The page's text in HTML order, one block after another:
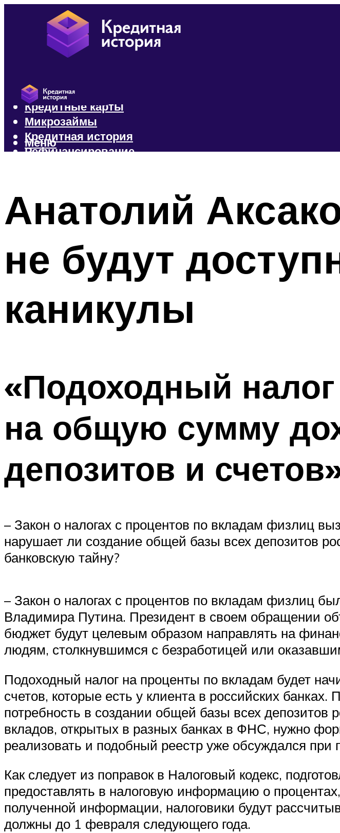
Кредиты
Кредитные карты
Микрозаймы
Кредитная история
Рефинансирование
Меню
Анатолий
не будут
каникулы
«Подоходный налог
на общую сумму
депозитов и
– Закон о налогах с процентов по вкладам физлиц
нарушает ли создание общей базы всех депозитов
банковскую тайну?
– Закон о налогах с процентов по вкладам физлиц
Владимира Путина. Президент в своем обращении
бюджет будут целевым образом направлять на
людям, столкнувшимся с безработицей или
Подоходный налог на проценты по вкладам будет
счетов, которые есть у клиента в российских
потребность в создании общей базы всех депозитов
вкладов, открытых в разных банках в ФНС, нужно
реализовать и подобный реестр уже обсуждался при
Как следует из поправок в Налоговый кодекс,
предоставлять в налоговую информацию о
полученной информации, налоговики будут
должны до 1 февраля следующего года.